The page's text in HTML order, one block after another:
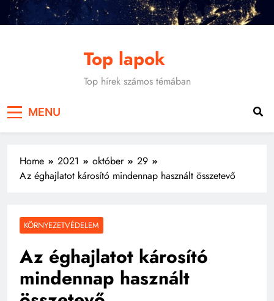
Skip
Top lapok
Top hírek számos témában
MENU
Home 2021 október
29
Az éghajlatot károsító mindennap használt összetevő
KÖRNYEZETVÉDELEM
Az éghajlatot károsító
mindennap használt